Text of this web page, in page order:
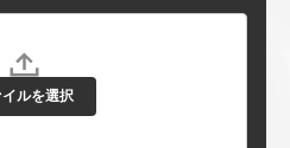
イルを選択